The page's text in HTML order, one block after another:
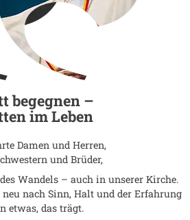
begegnen –
im Leben
Damen und Herren,
und Brüder,
Wandels – auch in unserer Kirche.
nach Sinn, Halt und der Erfahrung
etwas, das trägt.